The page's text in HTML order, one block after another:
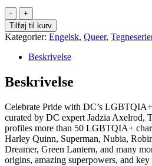
The
DC
Book
of
Pride
Celebration
DC's
LGBTQIA+
Characters
(Hardcover)
antal
Tilføj til kurv
Kategorier: Engelsk, Queer,
Beskrivelse
Beskrivelse
Celebrate Pride with DC’s
curated by DC expert Jadzia Axelrod,
profiles more than 50 LGBTQIA+
Harley Quinn, Superman, Nubia,
Dreamer, Green Lantern, and many
origins, amazing superpowers, and key